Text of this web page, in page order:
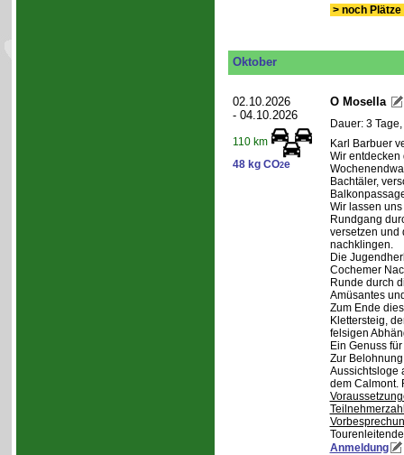
> noch
Oktober
02.10.2026
- 04.10.2026
110 km
48 kg CO2e
O Mosella
Dauer: 3
Karl Barbuer
Wir
Bachtäler,
Wir lassen
Rundgang
versetzen und
nachklingen.
Die
Cochemer
Runde durch
Amüsantes
Zum Ende
Klettersteig,
felsigen
Ein Genuss
Zur
Aussichtsloge
dem Calmont.
Anmeldung